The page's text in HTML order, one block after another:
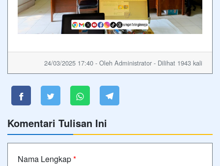
24/03/2025 17:40 - Oleh Administrator - Dilihat 1943 kali
Komentari Tulisan Ini
Nama Lengkap*